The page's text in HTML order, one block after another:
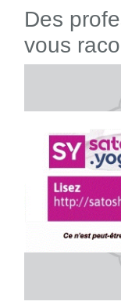
Des
vous